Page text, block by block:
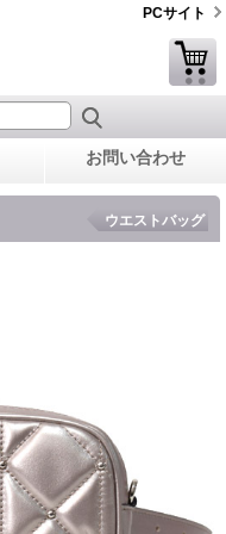
PCサイト
お問い合わせ
ウエストバッグ